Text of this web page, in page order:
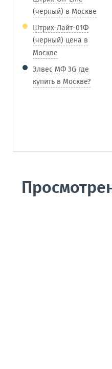
(черный) в Москве
Штрих-Лайт-01Ф
(черный) цена в
Москве
Элвес МФ 3G где
купить в Москве?